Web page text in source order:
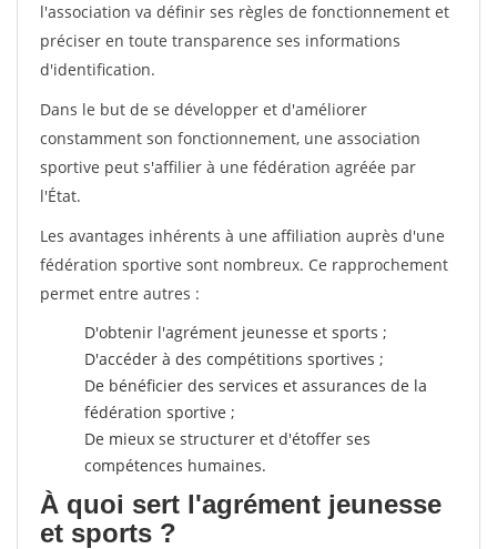
l'association va définir ses règles de fonctionnement et
préciser en toute transparence ses informations
d'identification.
Dans le but de se développer et d'améliorer
constamment son fonctionnement, une association
sportive peut s'affilier à une fédération agréée par
l'État.
Les avantages inhérents à une affiliation auprès d'une
fédération sportive sont nombreux. Ce rapprochement
permet entre autres :
D'obtenir l'agrément jeunesse et sports ;
D'accéder à des compétitions sportives ;
De bénéficier des services et assurances de la
fédération sportive ;
De mieux se structurer et d'étoffer ses
compétences humaines.
À quoi sert l'agrément jeunesse
et sports ?